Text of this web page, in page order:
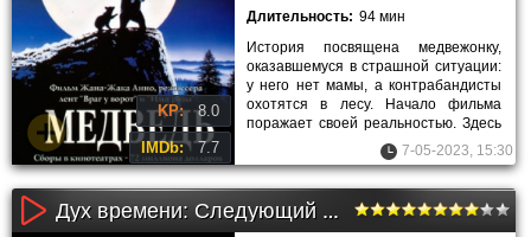
KP: 8.0
IMDb: 7.7
Длительность: 94 мин
История посвящена медвежонку,
оказавшемуся в страшной ситуации:
у него нет мамы, а контрабандисты
охотятся в лесу. Начало фильма
поражает своей реальностью. Здесь
нет завуалированности:7-05-2023, 15:30
Дух времени: Следующий шаг (2011)